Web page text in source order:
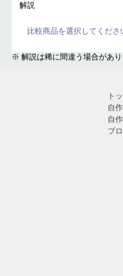
解説
比較商品を選択してくださ
※ 解説は稀に間違う場合があり
ト
自
自
ブ